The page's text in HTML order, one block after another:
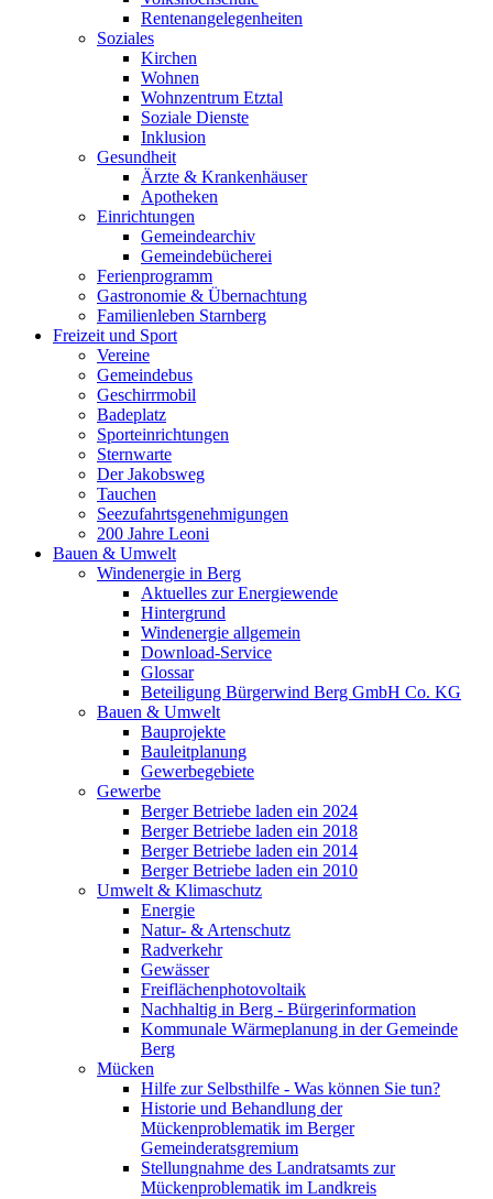
Rentenangelegenheiten
Soziales
Kirchen
Wohnen
Wohnzentrum Etztal
Soziale Dienste
Inklusion
Gesundheit
Ärzte & Krankenhäuser
Apotheken
Einrichtungen
Gemeindearchiv
Gemeindebücherei
Ferienprogramm
Gastronomie & Übernachtung
Familienleben Starnberg
Freizeit und Sport
Vereine
Gemeindebus
Geschirrmobil
Badeplatz
Sporteinrichtungen
Sternwarte
Der Jakobsweg
Tauchen
Seezufahrtsgenehmigungen
200 Jahre Leoni
Bauen & Umwelt
Windenergie in Berg
Aktuelles zur Energiewende
Hintergrund
Windenergie allgemein
Download-Service
Glossar
Beteiligung Bürgerwind Berg GmbH Co. KG
Bauen & Umwelt
Bauprojekte
Bauleitplanung
Gewerbegebiete
Gewerbe
Berger Betriebe laden ein 2024
Berger Betriebe laden ein 2018
Berger Betriebe laden ein 2014
Berger Betriebe laden ein 2010
Umwelt & Klimaschutz
Energie
Natur- & Artenschutz
Radverkehr
Gewässer
Freiflächenphotovoltaik
Nachhaltig in Berg - Bürgerinformation
Kommunale Wärmeplanung in der Gemeinde
Berg
Mücken
Hilfe zur Selbsthilfe - Was können Sie tun?
Historie und Behandlung der
Mückenproblematik im Berger
Gemeinderatsgremium
Stellungnahme des Landratsamts zur
Mückenproblematik im Landkreis